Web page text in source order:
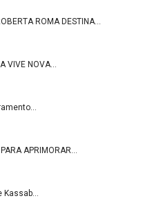
ROMA DESTINA…
VIVE NOVA…
APRIMORAR…
Kassab…